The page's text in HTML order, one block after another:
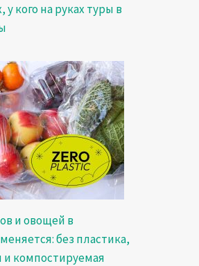
у кого на руках туры в
и овощей в
без пластика,
и компостируемая